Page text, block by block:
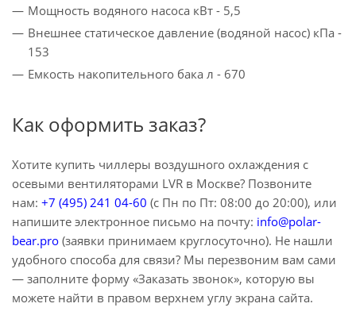
Мощность водяного насоса кВт - 5,5
Внешнее статическое давление (водяной насос) кПа -
153
Емкость накопительного бака л - 670
Как оформить заказ?
Хотите купить чиллеры воздушного охлаждения с
осевыми вентиляторами LVR в Москве? Позвоните
нам: +7 (495) 241 04-60 (с Пн по Пт: 08:00 до 20:00), или
напишите электронное письмо на почту: info@polar-
bear.pro (заявки принимаем круглосуточно). Не нашли
удобного способа для связи? Мы перезвоним вам сами
— заполните форму «Заказать звонок», которую вы
можете найти в правом верхнем углу экрана сайта.